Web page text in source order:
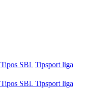
Tipos SBL Tipsport liga
Tipos SBL Tipsport liga